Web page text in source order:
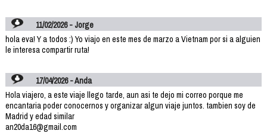
11/02/2026 - Jorge
hola eva! Y a todos :) Yo viajo en este mes de marzo a Vietnam por si a alguien
le interesa compartir ruta!
17/04/2026 - Anda
Hola viajero, a este viaje llego tarde, aun asi te dejo mi correo porque me
encantaria poder conocernos y organizar algun viaje juntos. tambien soy de
Madrid y edad similar
an20da16@gmail.com